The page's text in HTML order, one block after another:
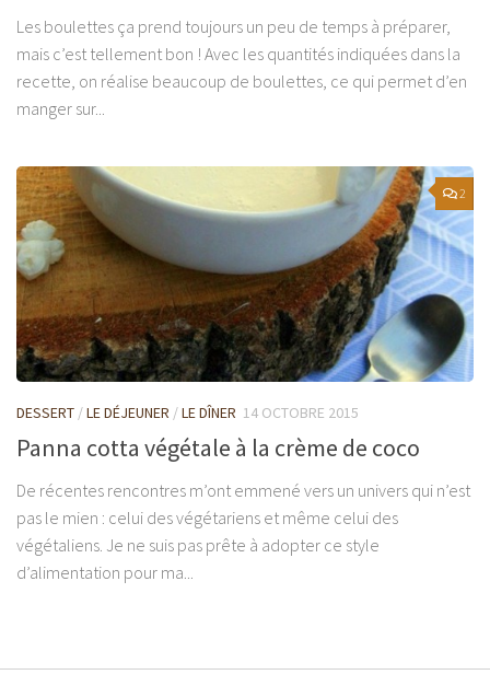
Les boulettes ça prend toujours un peu de temps à préparer,
mais c’est tellement bon ! Avec les quantités indiquées dans la
recette, on réalise beaucoup de boulettes, ce qui permet d’en
manger sur...
2
DESSERT /LE DÉJEUNER /LE DÎNER 14 OCTOBRE 2015
Panna cotta végétale à la crème de coco
De récentes rencontres m’ont emmené vers un univers qui n’est
pas le mien : celui des végétariens et même celui des
végétaliens. Je ne suis pas prête à adopter ce style
d’alimentation pour ma...